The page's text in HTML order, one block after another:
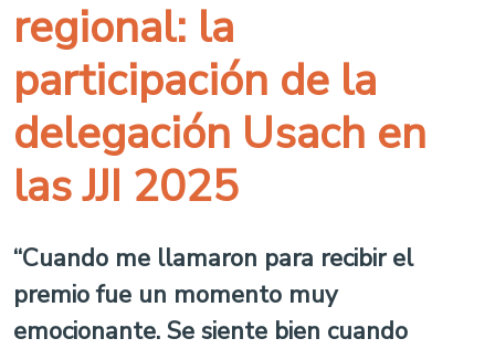
regional: la
participación de la
delegación Usach en
las JJI 2025
“Cuando me llamaron para recibir el
premio fue un momento muy
emocionante. Se siente bien cuando